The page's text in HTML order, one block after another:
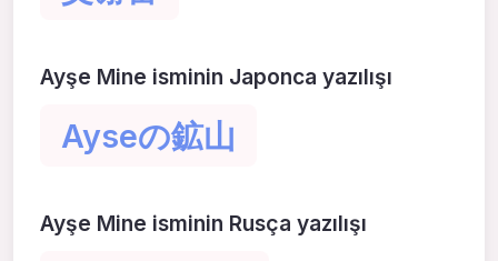
Ayşe Mine isminin Japonca yazılışı
Ayseの鉱山
Ayşe Mine isminin Rusça yazılışı